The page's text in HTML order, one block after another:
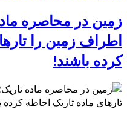
زمین در محاصره
اطراف زمین را
کرده باشند!